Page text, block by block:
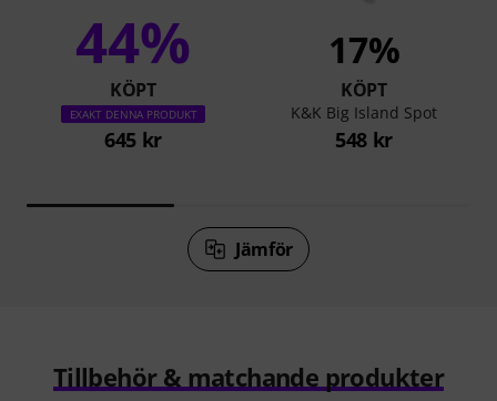
44%
KÖPT
EXAKT DENNA PRODUKT
645 kr
17%
KÖPT
K&K Big Island Spot
548 kr
Jämför
Tillbehör & matchande produkter